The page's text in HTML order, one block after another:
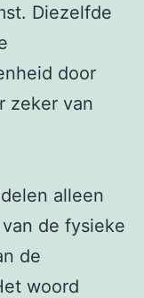
Diezelfde
door
zeker van
alleen
de fysieke
de
woord